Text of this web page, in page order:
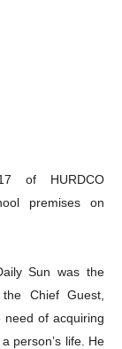
of HURDCO
premises on
Sun was the
Chief Guest,
need of acquiring
person’s life. He